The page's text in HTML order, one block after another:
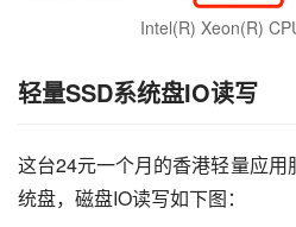
Intel(R) Xeon(R)
轻量SSD系统盘IO读写
这台24元一个月的香港轻量应
统盘，磁盘IO读写如下图：